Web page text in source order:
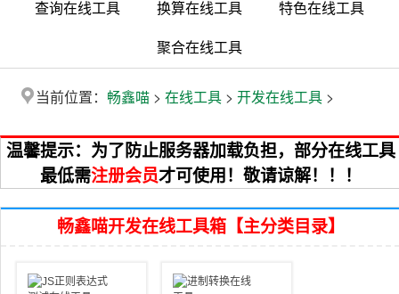
查询在线工具 换算在线工具 特色在线工具
聚合在线工具
当前位置： 畅鑫喵 > 在线工具 > 开发在线工具 >
温馨提示：为了防止服务器加载负担，部分在线工具
最低需注册会员才可使用！敬请谅解！！！
畅鑫喵开发在线工具箱【主分类目录】